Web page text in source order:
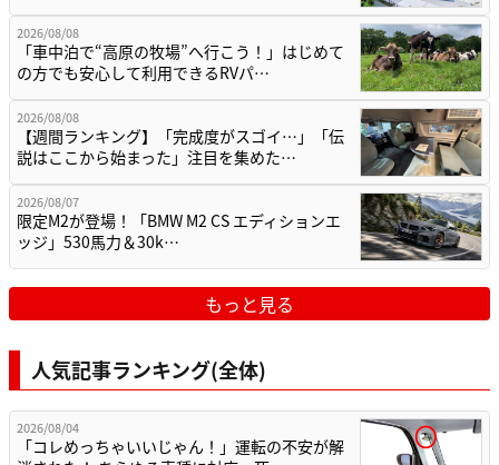
2026/08/08
「車中泊で“高原の牧場”へ行こう！」はじめて
の方でも安心して利用できるRVパ…
2026/08/08
【週間ランキング】「完成度がスゴイ…」「伝
説はここから始まった」注目を集めた…
2026/08/07
限定M2が登場！「BMW M2 CS エディションエ
ッジ」530馬力＆30k…
もっと見る
人気記事ランキング(全体)
2026/08/04
「コレめっちゃいいじゃん！」運転の不安が解